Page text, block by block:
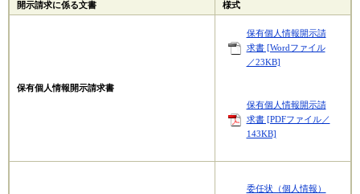
開示請求に係る文書 様式
保有個人情報開示請求書
保有個人情報開示請
求書 [Wordファイル
／23KB]
保有個人情報開示請
求書 [PDFファイル／
143KB]
委任状（個人情報）